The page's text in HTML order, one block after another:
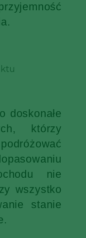
doskonałe
którzy
nie
wszystko
stanie